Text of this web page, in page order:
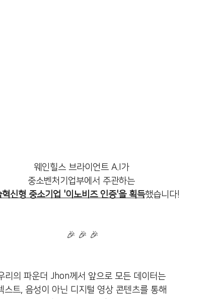
웨인힐스 브라이언트 A.I가
중소벤처기업부에서 주관하는
혁신형 중소기업 '이노비즈 인증'을 획득했습니다!
🎉 🎉 🎉
리의 파운더 Jhon께서 앞으로 모든 데이터는
스트, 음성이 아닌 디지털 영상 콘텐츠를 통해